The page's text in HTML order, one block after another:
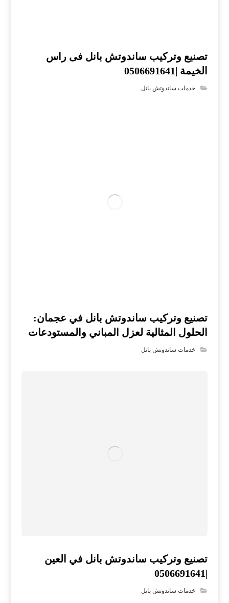
تصنيع وتركيب ساندوتش بانل فى راس
الخيمة |0506691641
خدمات ساندوتش بانل
تصنيع وتركيب ساندوتش بانل في عجمان:
الحلول المثالية لعزل المباني والمستودعات
خدمات ساندوتش بانل
تصنيع وتركيب ساندوتش بانل في العين
|0506691641
خدمات ساندوتش بانل